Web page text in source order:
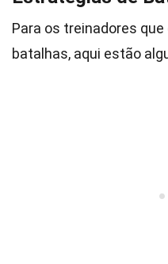
Para os treinadores
batalhas, aqui estão